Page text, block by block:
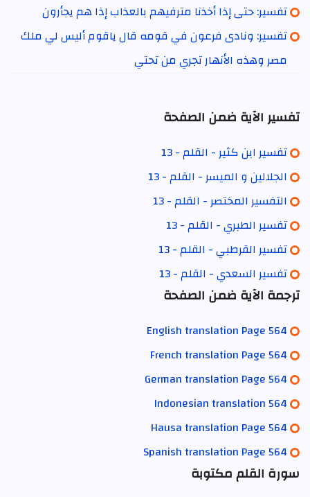
تفسير: حتى إذا أخذنا مترفيهم بالعذاب إذا هم يجأرون
تفسير: ونادى فرعون في قومه قال ياقوم أليس لي ملك
مصر وهذه الأنهار تجري من تحتي
تفسير الآية ضمن الصفحة
تفسير ابن كثير - القلم - 13
الجلالين و الميسر - القلم - 13
التفسير المختصر - القلم - 13
تفسير الطبري - القلم - 13
تفسير القرطبي - القلم - 13
تفسير السعدي - القلم - 13
ترجمة الآية ضمن الصفحة
English translation Page 564
French translation Page 564
German translation Page 564
Indonesian translation 564
Hausa translation Page 564
Spanish translation Page 564
سورة القلم مكتوبة